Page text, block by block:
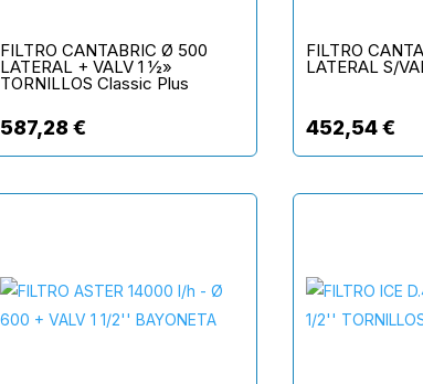
FILTRO CANTABRIC Ø 500
LATERAL + VALV 1 ½»
TORNILLOS Classic Plus
587,28 €
FILTRO
LATERAL S/
452,54€